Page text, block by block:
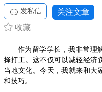
发私信 关注文章
收藏
作为留学学长，我非常理
择打工。这不仅可以减轻经济
当地文化。今天，我就来和大
和技巧。